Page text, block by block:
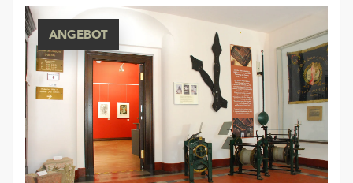
Verfügung.
Funktionale
Cookies
werden
auch
ohne
Ihr
Einverständnis
weiterhin
ausgeführt.
ANGEBOT